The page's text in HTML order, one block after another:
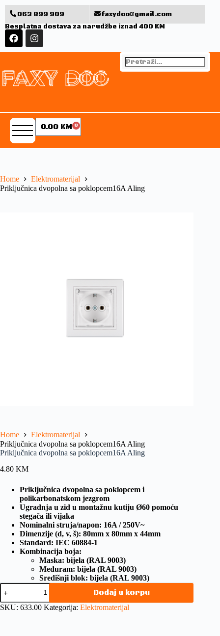
063 899 909
faxydoo@gmail.com
Besplatna dostava za narudžbe iznad 400 KM
0.00 KM 0
Home
Elektromaterijal
Priključnica dvopolna sa poklopcem16A Aling
Home
Elektromaterijal
Priključnica dvopolna sa poklopcem16A Aling
Priključnica dvopolna sa poklopcem16A Aling
4.80 KM
Priključnica dvopolna sa poklopcem i
polikarbonatskom jezgrom
Ugradnja u zid u montažnu kutiju Ø60 pomoću
stegača ili vijaka
Nominalni struja/napon: 16A / 250V~
Dimenzije (d, v, š): 80mm x 80mm x 44mm
Standard: IEC 60884-1
Kombinacija boja:
Maska: bijela (RAL 9003)
Međuram: bijela (RAL 9003)
Središnji blok: bijela (RAL 9003)
Dodaj u korpu
SKU: 633.00 Kategorija: Elektromaterijal